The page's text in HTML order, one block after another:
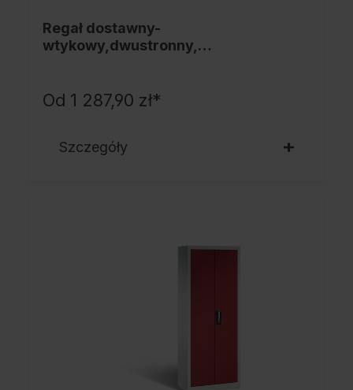
Regał dostawny-
wtykowy,dwustronny,
Od 1 287,90 zł*
Szczegóły